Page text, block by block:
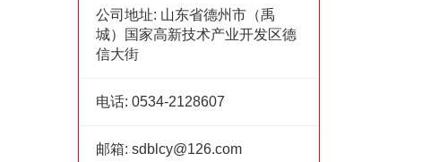
公司地址: 山东省德州市（禹
城）国家高新技术产业开发区德
信大街
电话: 0534-2128607
邮箱: sdblcy@126.com